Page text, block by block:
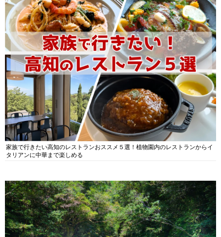
家族で行きたい高知のレストランおススメ５選！植物園内のレストランからイ
タリアンに中華まで楽しめる